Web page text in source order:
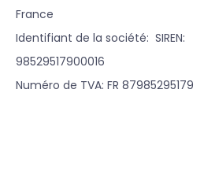
France
Identifiant de la société: SIREN:
98529517900016
Numéro de TVA: FR 87985295179